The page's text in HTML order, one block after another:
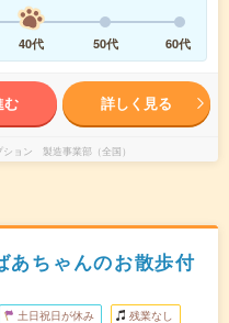
40代 50代 60代
む 詳しく見る
ョン 製造事業部（全国）
あちゃんのお散歩付
土日祝日が休み 残業なし